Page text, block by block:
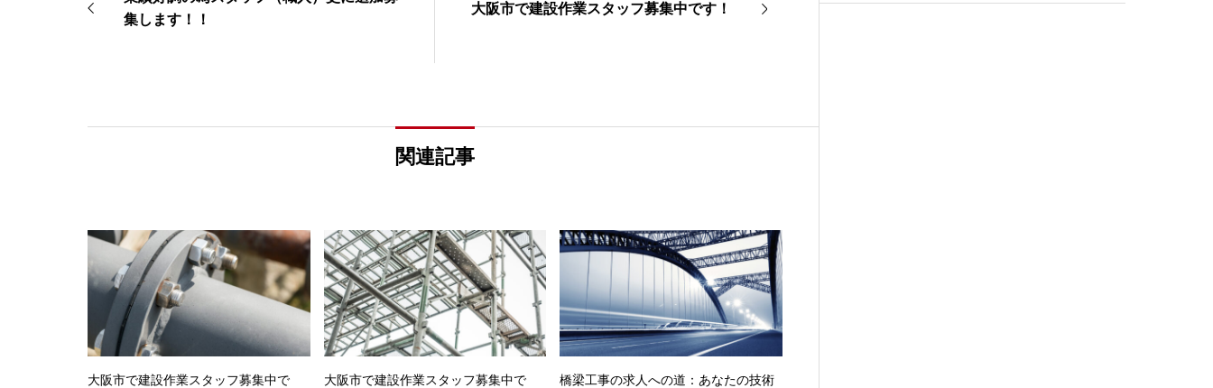
集します！！
大阪市で建設作業スタッフ募集中です！
関連記事
大阪市で建設作業スタッフ募集中で
大阪市で建設作業スタッフ募集中で
橋梁工事の求人への道：あなたの技術